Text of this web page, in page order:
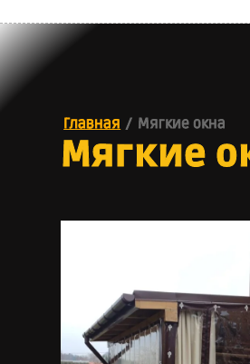
Главная / Мягкие окна
Мягкие